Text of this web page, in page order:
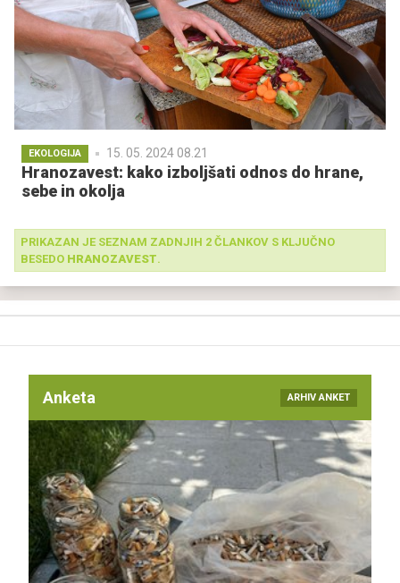
EKOLOGIJA 15. 05. 2024 08.21
Hranozavest: kako izboljšati odnos do hrane,
sebe in okolja
PRIKAZAN JE SEZNAM ZADNJIH 2 ČLANKOV S KLJUČNO
BESEDO HRANOZAVEST.
Anketa ARHIV ANKET